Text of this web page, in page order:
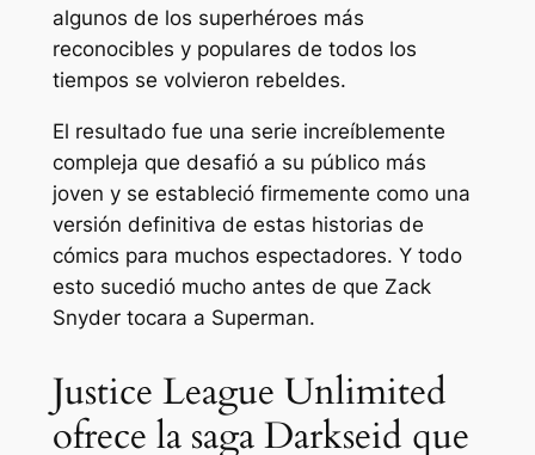
algunos de los superhéroes más
reconocibles y populares de todos los
tiempos se volvieron rebeldes.
El resultado fue una serie increíblemente
compleja que desafió a su público más
joven y se estableció firmemente como una
versión definitiva de estas historias de
cómics para muchos espectadores. Y todo
esto sucedió mucho antes de que Zack
Snyder tocara a Superman.
Justice League Unlimited
ofrece la saga Darkseid que